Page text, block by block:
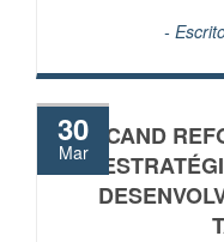
-
PCAND
30
Mar